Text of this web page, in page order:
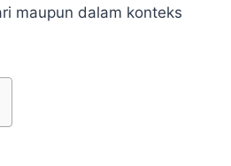
maupun dalam konteks